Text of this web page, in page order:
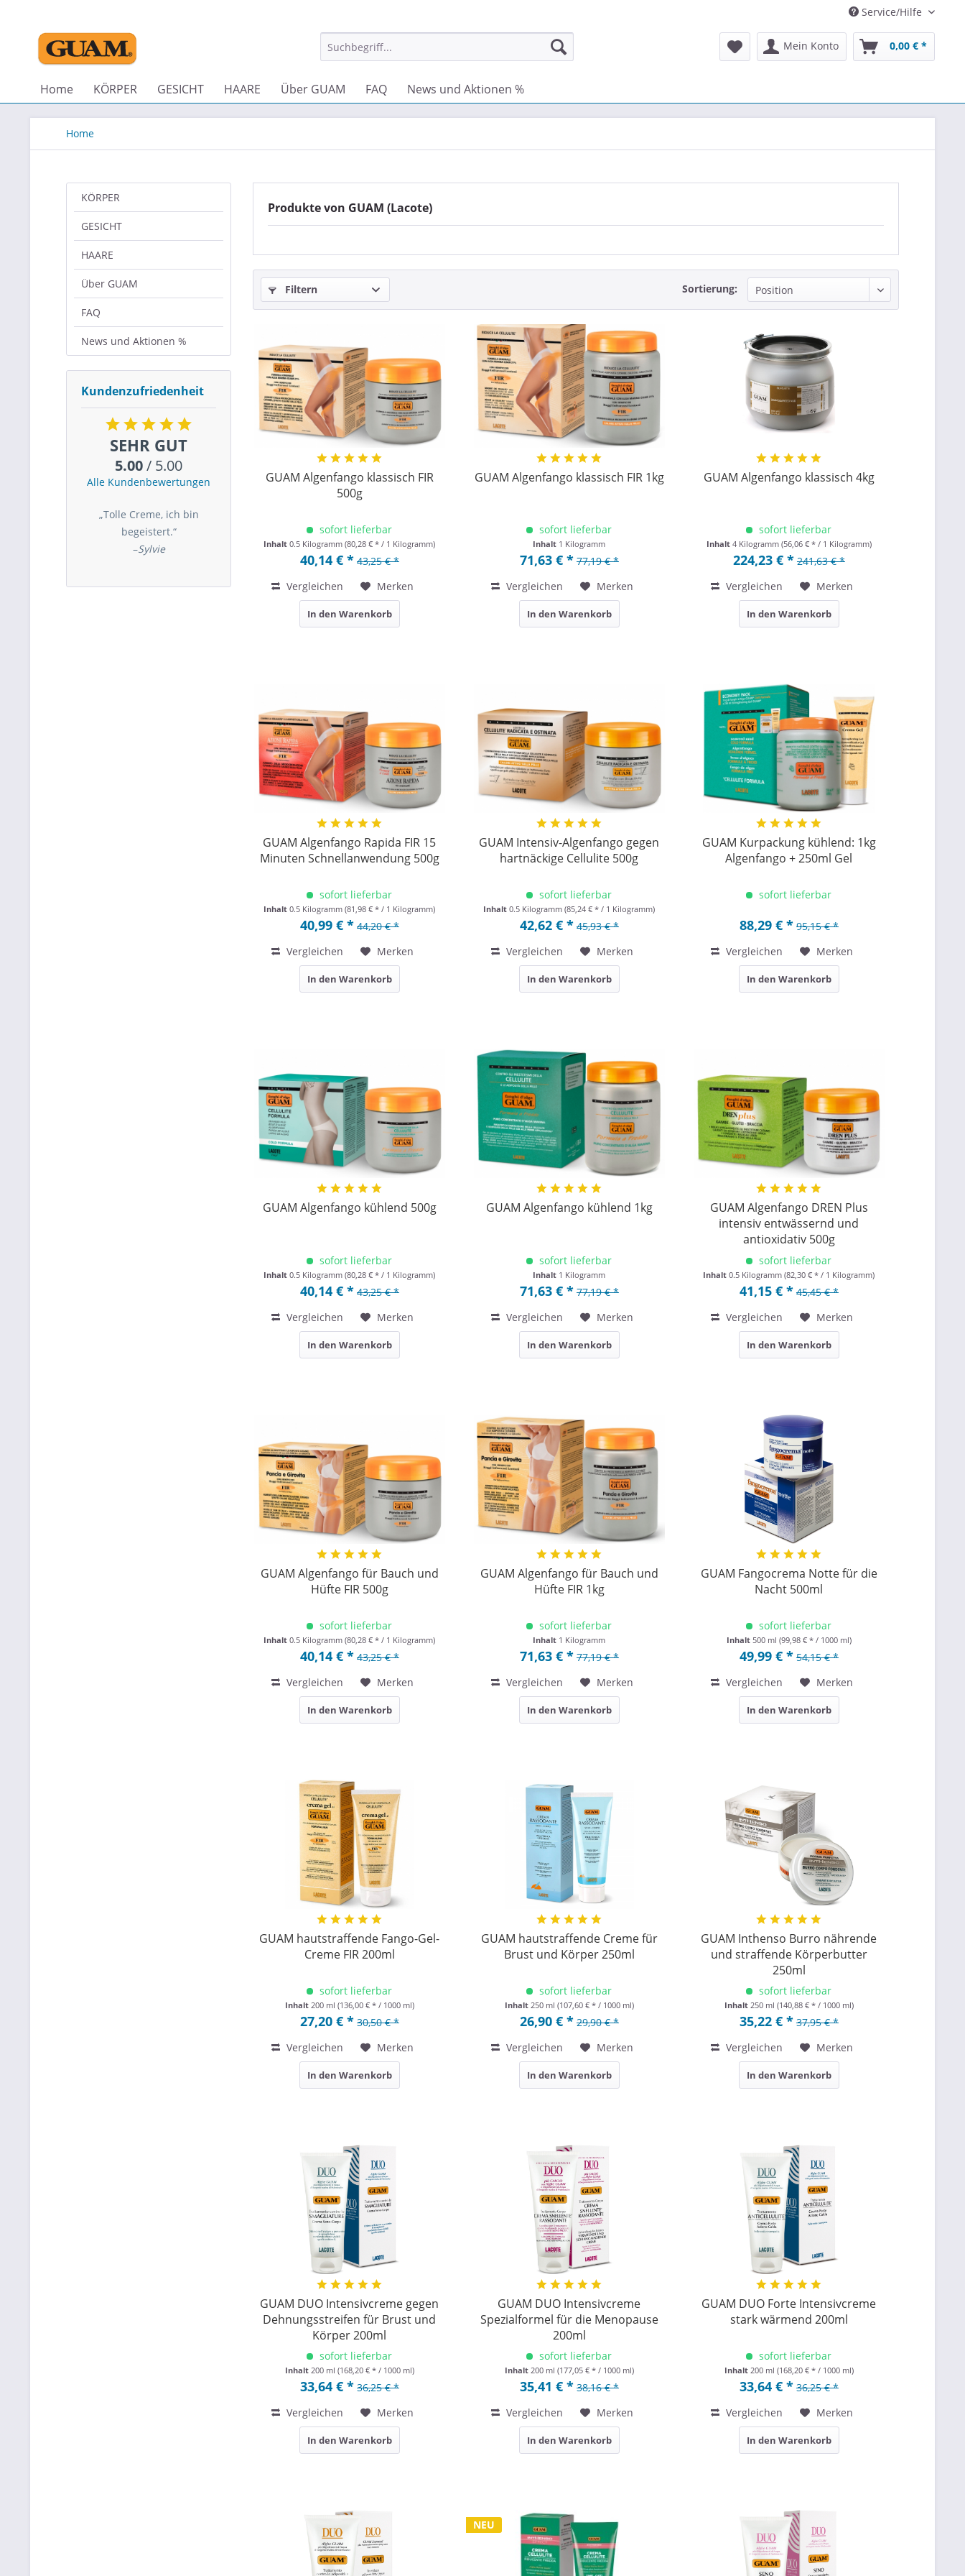
Service/Hilfe
Mein Konto 0,00 € *
Home KÖRPER GESICHT HAARE Über GUAM FAQ News und Aktionen %
Home
KÖRPER
GESICHT
HAARE
Über GUAM
FAQ
News und Aktionen %
Kundenzufriedenheit
SEHR GUT
5.00/ 5.00
Alle Kundenbewertungen
„Tolle Creme, ich bin
begeistert.“
–Sylvie
Produkte von GUAM (Lacote)
Filtern Sortierung:
GUAM Algenfango klassisch FIR
500g
sofort lieferbar
Inhalt0.5 Kilogramm(80,28 € * / 1 Kilogramm)
40,14 € * 43,25 € *
Vergleichen
Merken
In den Warenkorb
GUAM Algenfango klassisch FIR 1kg
sofort lieferbar
Inhalt 1 Kilogramm
71,63 € * 77,19 € *
Vergleichen
Merken
In den Warenkorb
GUAM Algenfango klassisch 4kg
sofort lieferbar
Inhalt 4 Kilogramm (56,06 € * / 1 Kilogramm)
224,23 € * 241,63 € *
Vergleichen
Merken
In den Warenkorb
GUAM Algenfango Rapida FIR 15
Minuten Schnellanwendung 500g
sofort lieferbar
Inhalt0.5 Kilogramm(81,98 € * / 1 Kilogramm)
40,99 € * 44,20 € *
Vergleichen
Merken
In den Warenkorb
GUAM Intensiv-Algenfango gegen
hartnäckige Cellulite 500g
sofort lieferbar
Inhalt0.5 Kilogramm(85,24 € * / 1 Kilogramm)
42,62 € * 45,93 € *
Vergleichen
Merken
In den Warenkorb
GUAM Kurpackung kühlend: 1kg
Algenfango + 250ml Gel
sofort lieferbar
88,29 € * 95,15 € *
Vergleichen
Merken
In den Warenkorb
GUAM Algenfango kühlend 500g
sofort lieferbar
Inhalt0.5 Kilogramm(80,28 € * / 1 Kilogramm)
40,14 € * 43,25 € *
Vergleichen
Merken
In den Warenkorb
GUAM Algenfango kühlend 1kg
sofort lieferbar
Inhalt 1 Kilogramm
71,63 € * 77,19 € *
Vergleichen
Merken
In den Warenkorb
GUAM Algenfango DREN Plus
intensiv entwässernd und
antioxidativ 500g
sofort lieferbar
Inhalt0.5 Kilogramm(82,30 € * / 1 Kilogramm)
41,15 € * 45,45 € *
Vergleichen
Merken
In den Warenkorb
GUAM Algenfango für Bauch und
Hüfte FIR 500g
sofort lieferbar
Inhalt0.5 Kilogramm(80,28 € * / 1 Kilogramm)
40,14 € * 43,25 € *
Vergleichen
Merken
In den Warenkorb
GUAM Algenfango für Bauch und
Hüfte FIR 1kg
sofort lieferbar
Inhalt 1 Kilogramm
71,63 € * 77,19 € *
Vergleichen
Merken
In den Warenkorb
GUAM Fangocrema Notte für die
Nacht 500ml
sofort lieferbar
Inhalt 500 ml (99,98 € * / 1000 ml)
49,99 € * 54,15 € *
Vergleichen
Merken
In den Warenkorb
GUAM hautstraffende Fango-Gel-
Creme FIR 200ml
sofort lieferbar
Inhalt 200 ml (136,00 € * / 1000 ml)
27,20 € * 30,50 € *
Vergleichen
Merken
In den Warenkorb
GUAM hautstraffende Creme für
Brust und Körper 250ml
sofort lieferbar
Inhalt 250 ml (107,60 € * / 1000 ml)
26,90 € * 29,90 € *
Vergleichen
Merken
In den Warenkorb
GUAM Inthenso Burro nährende
und straffende Körperbutter
250ml
sofort lieferbar
Inhalt 250 ml (140,88 € * / 1000 ml)
35,22 € * 37,95 € *
Vergleichen
Merken
In den Warenkorb
GUAM DUO Intensivcreme gegen
Dehnungsstreifen für Brust und
Körper 200ml
sofort lieferbar
Inhalt 200 ml (168,20 € * / 1000 ml)
33,64 € * 36,25 € *
Vergleichen
Merken
In den Warenkorb
GUAM DUO Intensivcreme
Spezialformel für die Menopause
200ml
sofort lieferbar
Inhalt 200 ml (177,05 € * / 1000 ml)
35,41 € * 38,16 € *
Vergleichen
Merken
In den Warenkorb
GUAM DUO Forte Intensivcreme
stark wärmend 200ml
sofort lieferbar
Inhalt 200 ml (168,20 € * / 1000 ml)
33,64 € * 36,25 € *
Vergleichen
Merken
In den Warenkorb
NEU